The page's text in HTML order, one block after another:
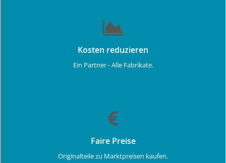
Kosten reduzieren
Ein Partner - Alle Fabrikate.
Faire Preise
Originalteile zu Marktpreisen kaufen.